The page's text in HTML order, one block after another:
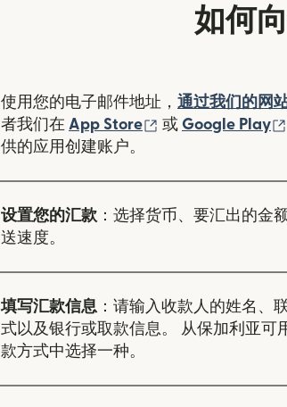
如何
使用您的电子邮件地址， 通过我们的网
者我们在 App Store （在新窗口中打
或 Google Play
供的应用创建账户。
设置您的汇款 ：选择货币、要汇出的金
送速度。
填写汇款信息 ：请输入收款人的姓名、
式以及银行或取款信息。 从保加利亚可
款方式中选择一种。